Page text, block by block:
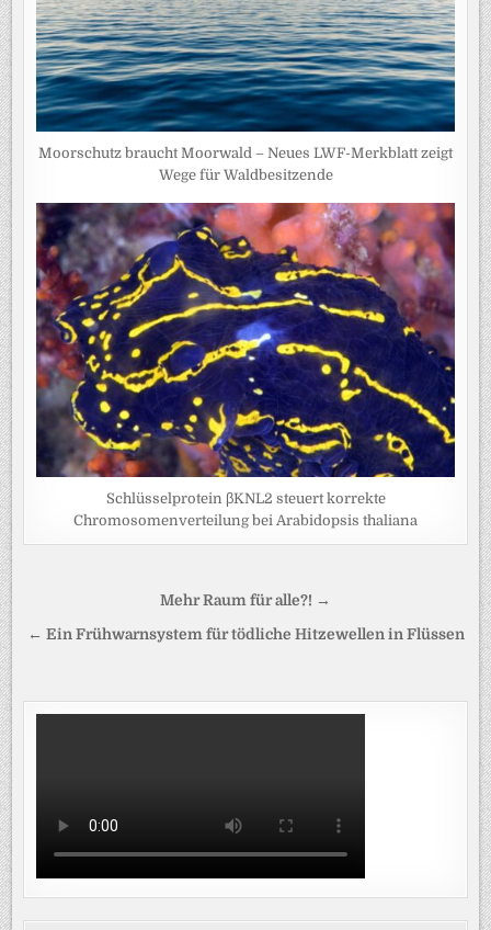
Moorschutz braucht Moorwald – Neues LWF-Merkblatt zeigt
Wege für Waldbesitzende
Schlüsselprotein βKNL2 steuert korrekte
Chromosomenverteilung bei Arabidopsis thaliana
Beitragsnavigation
Mehr Raum für alle?! →
← Ein Frühwarnsystem für tödliche Hitzewellen in Flüssen